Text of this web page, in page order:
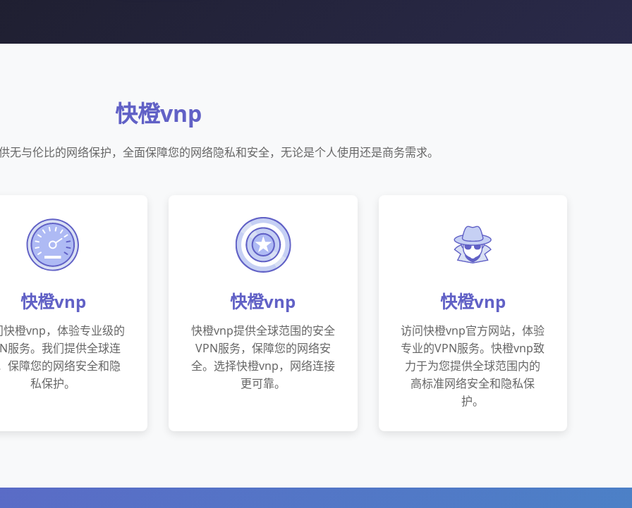
快橙vnp
无与伦比的网络保护，全面保障您的网络隐私和安全，无论是个人使用还是商务需求。
快橙vnp
快橙vnp，体验专业级的
服务。我们提供全球连
保障您的网络安全和隐
私保护。
快橙vnp
快橙vnp提供全球范围的安全
VPN服务，保障您的网络安
全。选择快橙vnp，网络连接
更可靠。
快橙vnp
访问快橙vnp官方网站，体验
专业的VPN服务。快橙vnp致
力于为您提供全球范围内的
高标准网络安全和隐私保
护。